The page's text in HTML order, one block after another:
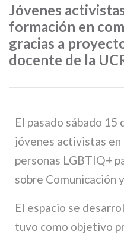
Jóvenes
formación en
gracias a
docente de la
El pasado sábado 15
jóvenes activistas en
personas LGBTIQ+
sobre Comunicación
El espacio se
tuvo como objetivo